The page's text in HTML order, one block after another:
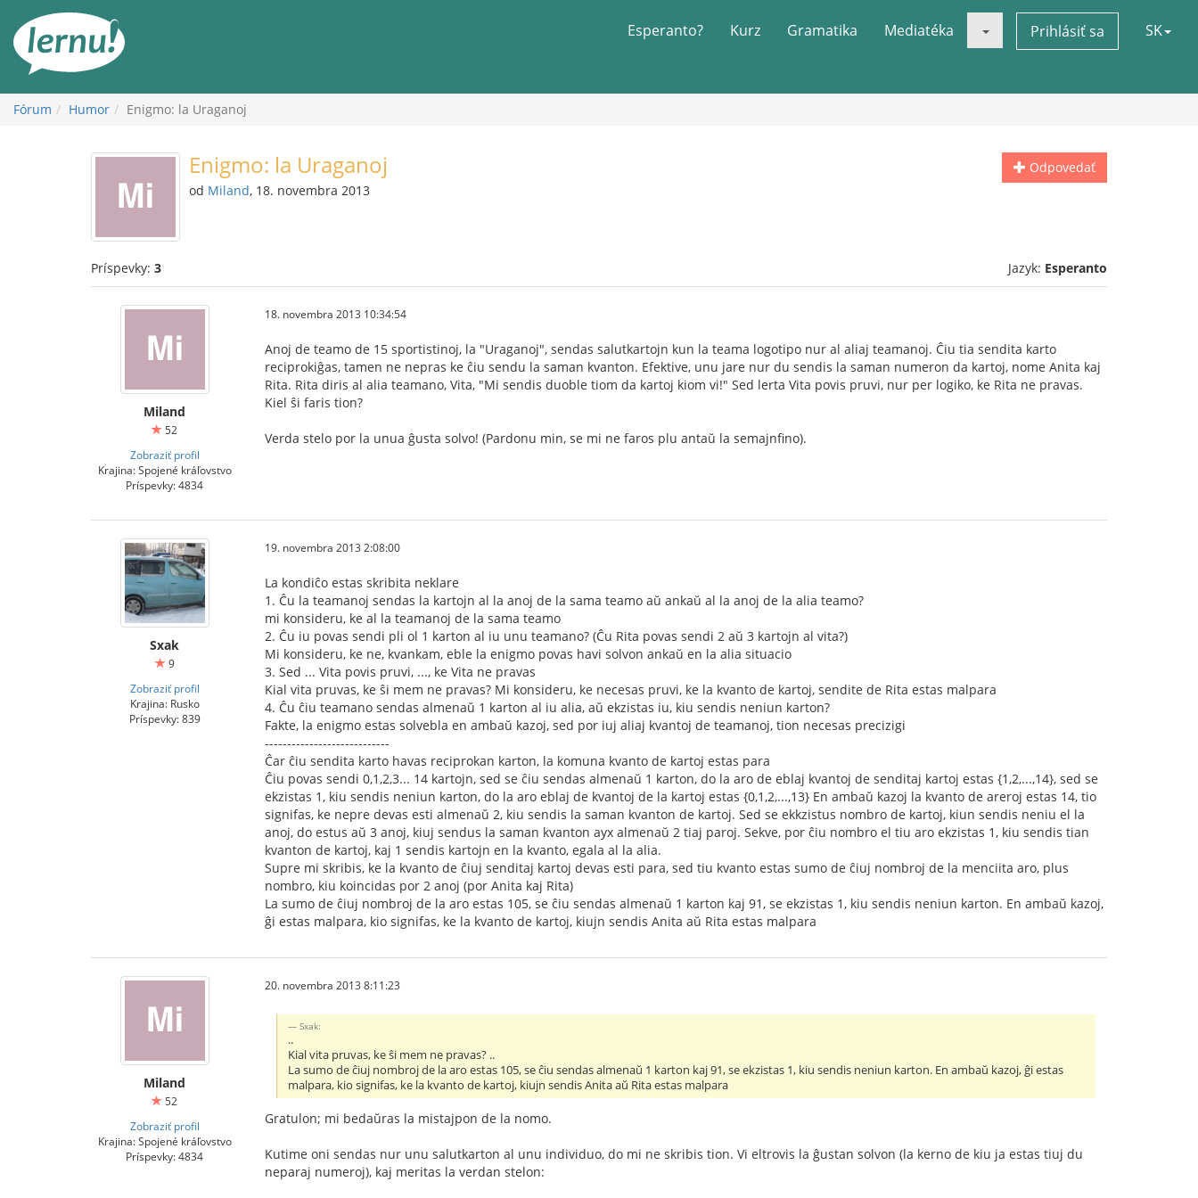
obsah
Esperanto? Kurz Gramatika Mediatéka Prihlásiť sa SK
Fórum Humor Enigmo: la Uraganoj
Odpovedať
Enigmo: la Uraganoj
od Miland, 18. novembra 2013
Príspevky: 3 Jazyk: Esperanto
Miland
52
Zobraziť profil
Krajina: Spojené kráľovstvo
Príspevky: 4834
18. novembra 2013 10:34:54
Anoj de teamo de 15 sportistinoj, la "Uraganoj", sendas salutkartojn kun la teama logotipo nur al aliaj teamanoj. Ĉiu tia sendita karto
reciprokiĝas, tamen ne nepras ke ĉiu sendu la saman kvanton. Efektive, unu jare nur du sendis la saman numeron da kartoj, nome Anita kaj
Rita. Rita diris al alia teamano, Vita, "Mi sendis duoble tiom da kartoj kiom vi!" Sed lerta Vita povis pruvi, nur per logiko, ke Rita ne pravas.
Kiel ŝi faris tion?
Verda stelo por la unua ĝusta solvo! (Pardonu min, se mi ne faros plu antaŭ la semajnfino).
Sxak
9
Zobraziť profil
Krajina: Rusko
Príspevky: 839
19. novembra 2013 2:08:00
La kondiĉo estas skribita neklare
1. Ĉu la teamanoj sendas la kartojn al la anoj de la sama teamo aŭ ankaŭ al la anoj de la alia teamo?
mi konsideru, ke al la teamanoj de la sama teamo
2. Ĉu iu povas sendi pli ol 1 karton al iu unu teamano? (Ĉu Rita povas sendi 2 aŭ 3 kartojn al vita?)
Mi konsideru, ke ne, kvankam, eble la enigmo povas havi solvon ankaŭ en la alia situacio
3. Sed ... Vita povis pruvi, ..., ke Vita ne pravas
Kial vita pruvas, ke ŝi mem ne pravas? Mi konsideru, ke necesas pruvi, ke la kvanto de kartoj, sendite de Rita estas malpara
4. Ĉu ĉiu teamano sendas almenaŭ 1 karton al iu alia, aŭ ekzistas iu, kiu sendis neniun karton?
Fakte, la enigmo estas solvebla en ambaŭ kazoj, sed por iuj aliaj kvantoj de teamanoj, tion necesas precizigi
----------------------------
Ĉar ĉiu sendita karto havas reciprokan karton, la komuna kvanto de kartoj estas para
Ĉiu povas sendi 0,1,2,3... 14 kartojn, sed se ĉiu sendas almenaŭ 1 karton, do la aro de eblaj kvantoj de senditaj kartoj estas {1,2,...,14}, sed se
ekzistas 1, kiu sendis neniun karton, do la aro eblaj de kvantoj de la kartoj estas {0,1,2,...,13} En ambaŭ kazoj la kvanto de areroj estas 14, tio
signifas, ke nepre devas esti almenaŭ 2, kiu sendis la saman kvanton de kartoj. Sed se ekkzistus nombro de kartoj, kiun sendis neniu el la
anoj, do estus aŭ 3 anoj, kiuj sendus la saman kvanton ayx almenaŭ 2 tiaj paroj. Sekve, por ĉiu nombro el tiu aro ekzistas 1, kiu sendis tian
kvanton de kartoj, kaj 1 sendis kartojn en la kvanto, egala al la alia.
Supre mi skribis, ke la kvanto de ĉiuj senditaj kartoj devas esti para, sed tiu kvanto estas sumo de ĉiuj nombroj de la menciita aro, plus
nombro, kiu koincidas por 2 anoj (por Anita kaj Rita)
La sumo de ĉiuj nombroj de la aro estas 105, se ĉiu sendas almenaŭ 1 karton kaj 91, se ekzistas 1, kiu sendis neniun karton. En ambaŭ kazoj,
ĝi estas malpara, kio signifas, ke la kvanto de kartoj, kiujn sendis Anita aŭ Rita estas malpara
Miland
52
Zobraziť profil
Krajina: Spojené kráľovstvo
Príspevky: 4834
20. novembra 2013 8:11:23
Sxak:
..
Kial vita pruvas, ke ŝi mem ne pravas? ..
La sumo de ĉiuj nombroj de la aro estas 105, se ĉiu sendas almenaŭ 1 karton kaj 91, se ekzistas 1, kiu sendis neniun karton. En ambaŭ kazoj, ĝi estas
malpara, kio signifas, ke la kvanto de kartoj, kiujn sendis Anita aŭ Rita estas malpara
Gratulon; mi bedaŭras la mistajpon de la nomo.
Kutime oni sendas nur unu salutkarton al unu individuo, do mi ne skribis tion. Vi eltrovis la ĝustan solvon (la kerno de kiu ja estas tiuj du
neparaj numeroj), kaj meritas la verdan stelon: